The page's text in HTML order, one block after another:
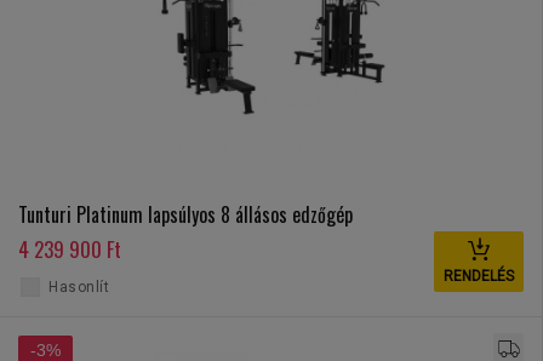
Tunturi Platinum lapsúlyos 8 állásos edzőgép
4 239 900 Ft
RENDELÉS
Hasonlít
-3%